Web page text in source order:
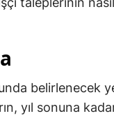
belirlenecek
yıl sonuna